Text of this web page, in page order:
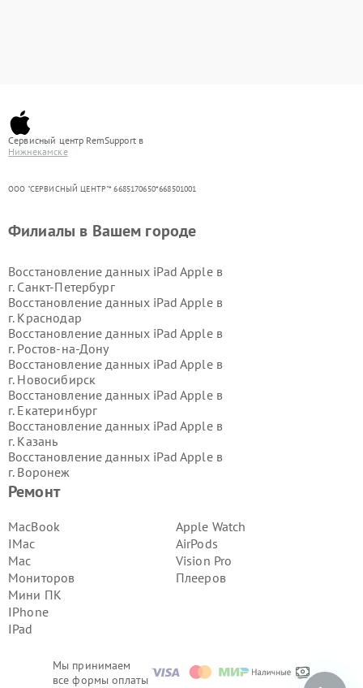
Сервисный центр RemSupport в
Нижнекамске
ООО "СЕРВИСНЫЙ ЦЕНТР"* 6685170650*668501001
Мы принимаем
все формы оплаты
Ремонт
MacBook
IMac
Mac
Мониторов
Мини ПК
IPhone
IPad
Apple Watch
AirPods
Vision Pro
Плееров
Филиалы в Вашем городе
Восстановление данных iPad Apple в
г. Санкт-Петербург
Восстановление данных iPad Apple в
г. Краснодар
Восстановление данных iPad Apple в
г. Ростов-на-Дону
Восстановление данных iPad Apple в
г. Новосибирск
Восстановление данных iPad Apple в
г. Екатеринбург
Восстановление данных iPad Apple в
г. Казань
Восстановление данных iPad Apple в
г. Воронеж
Восстановление данных iPad Apple в
Восстановление данных iPad Apple в
г.Самара
Восстановление данных iPad Apple в
г.Пермь
Восстановление данных iPad Apple в
г.Красноярск
Восстановление данных iPad Apple в
г.Ижевск
Челябинск
Восстановление данных iPad Apple в